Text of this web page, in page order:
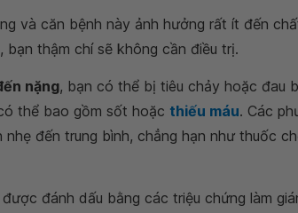
và căn bệnh này ảnh hưởng rất ít đến
thậm chí sẽ không cần điều trị.
nặng, bạn có thể bị tiêu chảy hoặc đau
thể bao gồm sốt hoặc thiếu máu. Các
đến trung bình, chẳng hạn như thuốc
đánh dấu bằng các triệu chứng làm